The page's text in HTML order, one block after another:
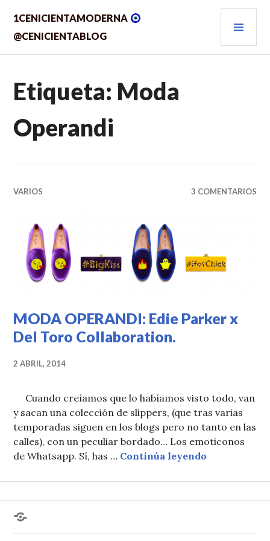
contenido.
1CENICIENTAMODERNA
@CENICIENTABLOG
Etiqueta: Moda
Operandi
VARIOS 3 COMENTARIOS
MODA OPERANDI: Edie Parker x
Del Toro Collaboration.
2 ABRIL, 2014
Cuando creíamos que lo habíamos visto todo, van
y sacan una colección de slippers, (que tras varias
temporadas siguen en los blogs pero no tanto en las
calles), con un peculiar bordado… Los emoticonos
de Whatsapp. Sí, has … Continúa leyendo